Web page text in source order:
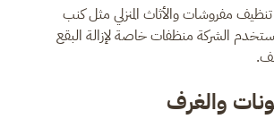
مفروشات والأثاث المنزلي مثل كنب
الشركة منظفات خاصة لإزالة البقع
والغرف